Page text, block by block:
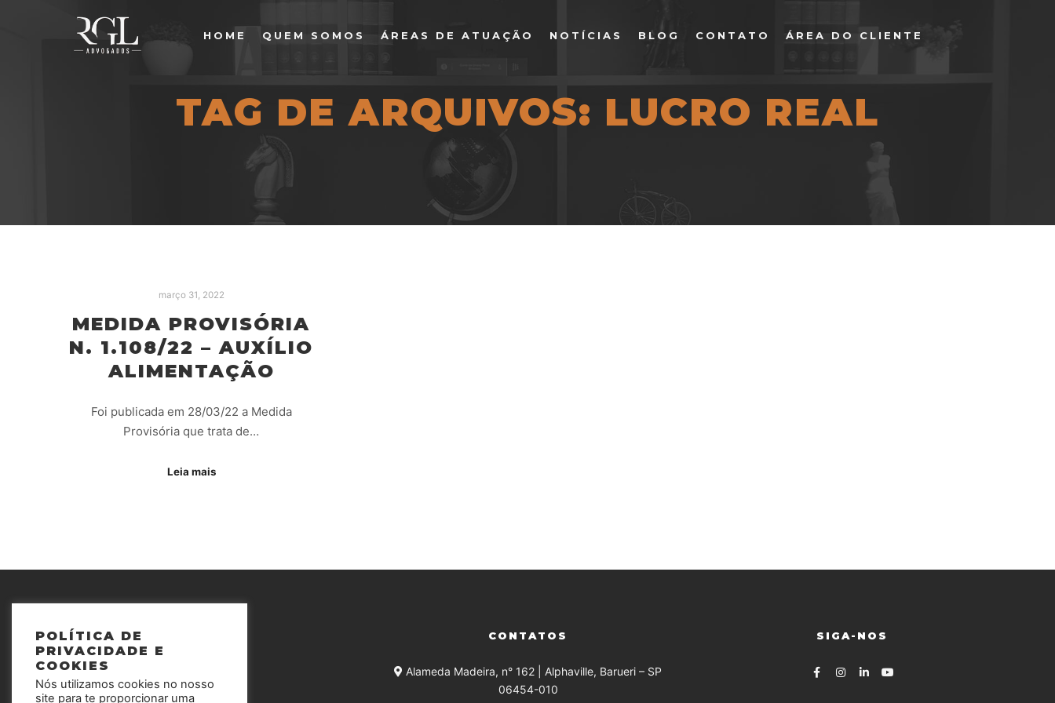
HOME QUEM SOMOS ÁREAS DE ATUAÇÃO NOTÍCIAS BLOG CONTATO ÁREA DO CLIENTE
TAG DE ARQUIVOS: LUCRO REAL
março 31, 2022
MEDIDA PROVISÓRIA
N. 1.108/22 – AUXÍLIO
ALIMENTAÇÃO
Foi publicada em 28/03/22 a Medida
Provisória que trata de…
Leia mais
CONTATOS
Alameda Madeira, n° 162 | Alphaville, Barueri – SP
06454-010
SIGA-NOS
POLÍTICA DE
PRIVACIDADE E
COOKIES
Nós utilizamos cookies no nosso
site para te proporcionar uma